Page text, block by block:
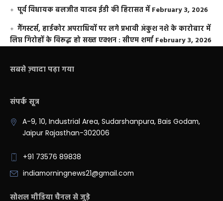
पूर्व विधायक बलजीत यादव ईडी की हिरासत में February 3, 2026
गैंगस्टर्स, हार्डकोर अपराधियों पर लगे प्रभावी अंकुश नशे के कारोबार में
लिप्त गिरोहों के विरूद्ध हो सख्त एक्शन : सीएम शर्मा February 3, 2026
सबसे ज़्यादा पढ़ा गया
संपर्क सूत्र
A-9, 10, Industrial Area, Sudarshanpura, Bais Godam,
Jaipur Rajasthan-302006
+91 73576 89838
indiamorningnews21@gmail.com
सोशल मीडिया चैनल से जुड़े